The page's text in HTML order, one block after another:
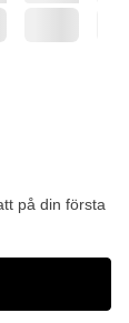
på din första